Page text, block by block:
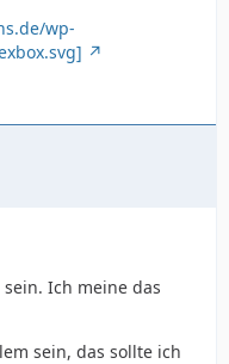
wp-
Ich meine das
sein, das sollte ich